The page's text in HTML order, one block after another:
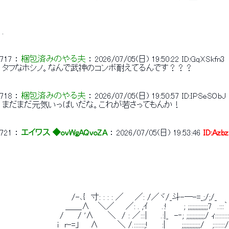
717 ： 梱包済みのやる夫 ： 2026/07/05(日) 19:50:22 ID:GqXSkfn3
タフなホシノ。なんで武神のコンボ耐えてるんです？？？
718 ： 梱包済みのやる夫 ： 2026/07/05(日) 19:50:57 ID:IPSeSObJ
まだまだ元気いっぱいだな。これが若さってもんか！
721 ： エイワス ◆ovWgAQvoZA ： 2026/07/05(日) 19:53:46
/-､{　寸: : : : ／　　／: /／ヾ/_斗-─-=_;/;/_　
＿＿∧　 ＼／　　／: . ,ｲ　　 .:!　　　; ;;;;;;;;;;;;;7　.:::｀
/　　 / '∧　　 ＼　/ : ／:::|　　 .:|_　-‐; ;;;;;;;;;;;;/ ｨ
i　r-=」 　 ∧ 　 　 ＼ /.:::::::;!　　 :|　 　 ;;;;;;;;;;;;/　